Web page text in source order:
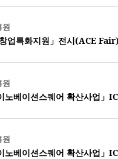
원
업특화지원」전시(ACE
원
노베이션스퀘어 확산사업」
원
노베이션스퀘어 확산사업」